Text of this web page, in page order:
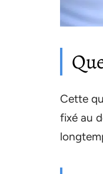
Cette
fixé au